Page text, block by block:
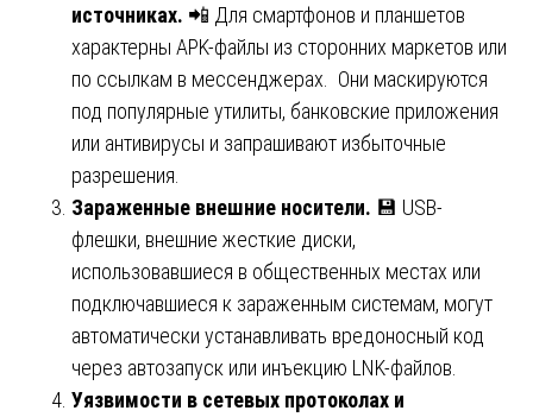
источниках. 📲 Для смартфонов и планшетов
характерны APK-файлы из сторонних маркетов или
по ссылкам в мессенджерах. Они маскируются
под популярные утилиты, банковские приложения
или антивирусы и запрашивают избыточные
разрешения.
Зараженные внешние носители. 💾 USB-
флешки, внешние жесткие диски,
использовавшиеся в общественных местах или
подключавшиеся к зараженным системам, могут
автоматически устанавливать вредоносный код
через автозапуск или инъекцию LNK-файлов.
Уязвимости в сетевых протоколах и